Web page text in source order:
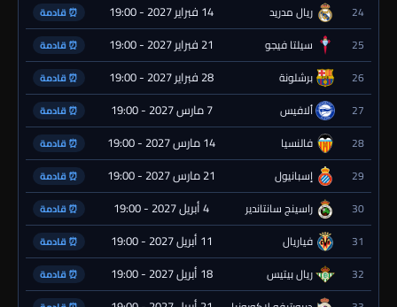
24 ريال مدريد 14 فبراير 2027 - 19:00 ⏰ قادمة
25 سيلتا فيجو 21 فبراير 2027 - 19:00 ⏰ قادمة
26 برشلونة 28 فبراير 2027 - 19:00 ⏰ قادمة
27 ألافيس 7 مارس 2027 - 19:00 ⏰ قادمة
28 فالنسيا 14 مارس 2027 - 19:00 ⏰ قادمة
29 إسبانيول 21 مارس 2027 - 19:00 ⏰ قادمة
30 راسينج سانتاندير 4 أبريل 2027 - 19:00 ⏰ قادمة
31 فياريال 11 أبريل 2027 - 19:00 ⏰ قادمة
32 ريال بيتيس 18 أبريل 2027 - 19:00 ⏰ قادمة